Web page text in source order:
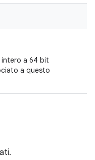
intero a 64 bit
a questo